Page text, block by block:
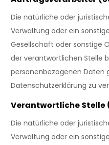
Die natürliche oder
Verwaltung oder ein
Gesellschaft oder sonstige
der verantwortlichen Stelle
personenbezogenen Daten
Datenschutzerklärung zu
Verantwortliche Stelle
Die natürliche oder
Verwaltung oder ein